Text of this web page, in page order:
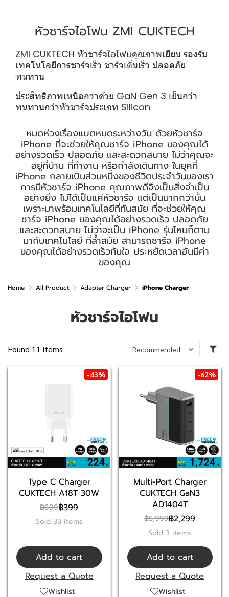
หัวชาร์จไอโฟน ZMI CUKTECH
ZMI CUKTECH หัวชาร์จไอโฟนคุณภาพเยี่ยม รองรับ
เทคโนโลยีการชาร์จเร็ว ชาร์จเต็มเร็ว ปลอดภัย
ทนทาน
ประสิทธิภาพเหนือกว่าด้วย GaN Gen 3 เย็นกว่า
ทนทานกว่าหัวชาร์จประเภท Silicon
หมดห่วงเรื่องแบตหมดระหว่างวัน ด้วยหัวชาร์จ
iPhone ที่จะช่วยให้คุณชาร์จ iPhone ของคุณได้
อย่างรวดเร็ว ปลอดภัย และสะดวกสบาย ไม่ว่าคุณจะ
อยู่ที่บ้าน ที่ทำงาน หรือกำลังเดินทาง ในยุคที่
iPhone กลายเป็นส่วนหนึ่งของชีวิตประจำวันของเรา
การมีหัวชาร์จ iPhone คุณภาพดีจึงเป็นสิ่งจำเป็น
อย่างยิ่ง ไม่ได้เป็นแค่หัวชาร์จ แต่เป็นมากกว่านั้น
เพราะมาพร้อมเทคโนโลยีที่ทันสมัย ที่จะช่วยให้คุณ
ชาร์จ iPhone ของคุณได้อย่างรวดเร็ว ปลอดภัย
และสะดวกสบาย ไม่ว่าจะเป็น iPhone รุ่นไหนก็ตาม
มากับเทคโนโลยี ที่ล้ำสมัย สามารถชาร์จ iPhone
ของคุณได้อย่างรวดเร็วทันใจ ประหยัดเวลาอันมีค่า
ของคุณ
Home All Product Adapter Charger iPhone Charger
หัวชาร์จไอโฟน
Found 11 items Recommended
-43%
Type C Charger
CUKTECH A18T 30W
฿699฿399
Sold 33 items
Add to cart
Request a Quote
Wishlist
-62%
Multi-Port Charger
CUKTECH GaN3
AD1404T
฿5,999฿2,299
Sold 3 items
Add to cart
Request a Quote
Wishlist